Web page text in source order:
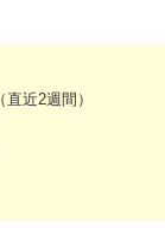
近2週間）